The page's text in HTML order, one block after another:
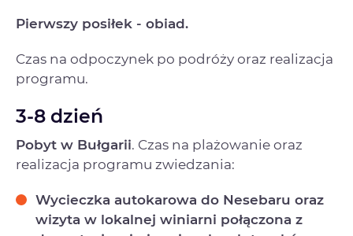
Pierwszy posiłek - obiad.
Czas na odpoczynek po podróży oraz realizacja
programu.
3-8 dzień
Pobyt w Bułgarii. Czas na plażowanie oraz
realizacja programu zwiedzania:
Wycieczka autokarowa do Nesebaru oraz
wizyta w lokalnej winiarni połączona z